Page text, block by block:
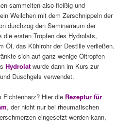
sammelten also fleißig und
Weilchen mit dem Zerschnippeln der
durchzog den Seminarraum der
ersten Tropfen des Hydrolats,
Öl, das Kühlrohr der Destille verließen.
sich auf ganz wenige Öltropfen
Hydrolat wurde dann im Kurs zur
Duschgels verwendet.
Fichtenharz? Hier die Rezeptur für
, der nicht nur bei rheumatischen
eingesetzt werden kann,